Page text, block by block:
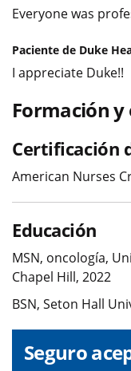
Everyone was
Paciente de Duke
I appreciate Duke!!
Formación y
Certificación
American Nurses
Educación
MSN, oncología,
Chapel Hill, 2022
BSN, Seton Hall
Seguro